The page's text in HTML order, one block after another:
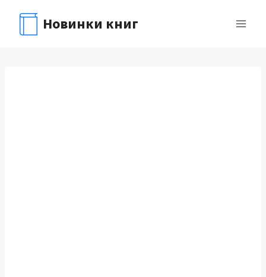
содержимому
Новинки книг